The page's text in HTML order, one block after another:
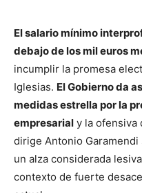
El salario mínimo
debajo de los mil euros
incumplir la promesa
Iglesias. El Gobierno da
medidas estrella por la
empresarial y la ofensiva
dirige Antonio
un alza considerada
contexto de fuerte